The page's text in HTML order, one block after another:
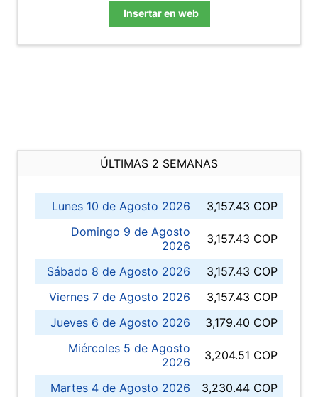
Insertar en web
ÚLTIMAS 2 SEMANAS
Lunes 10 de Agosto 2026
3,157.43 COP
Domingo 9 de Agosto
2026
3,157.43 COP
Sábado 8 de Agosto 2026
3,157.43 COP
Viernes 7 de Agosto 2026
3,157.43 COP
Jueves 6 de Agosto 2026
3,179.40 COP
Miércoles 5 de Agosto
2026
3,204.51 COP
Martes 4 de Agosto 2026
3,230.44 COP